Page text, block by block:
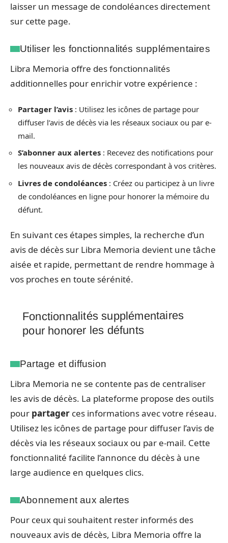
laisser un message de condoléances directement
sur cette page.
Utiliser les fonctionnalités supplémentaires
Libra Memoria offre des fonctionnalités
additionnelles pour enrichir votre expérience :
Partager l’avis : Utilisez les icônes de partage pour
diffuser l’avis de décès via les réseaux sociaux ou par e-
mail.
S’abonner aux alertes : Recevez des notifications pour
les nouveaux avis de décès correspondant à vos critères.
Livres de condoléances : Créez ou participez à un livre
de condoléances en ligne pour honorer la mémoire du
défunt.
En suivant ces étapes simples, la recherche d’un
avis de décès sur Libra Memoria devient une tâche
aisée et rapide, permettant de rendre hommage à
vos proches en toute sérénité.
Fonctionnalités supplémentaires
pour honorer les défunts
Partage et diffusion
Libra Memoria ne se contente pas de centraliser
les avis de décès. La plateforme propose des outils
pour partager ces informations avec votre réseau.
Utilisez les icônes de partage pour diffuser l’avis de
décès via les réseaux sociaux ou par e-mail. Cette
fonctionnalité facilite l’annonce du décès à une
large audience en quelques clics.
Abonnement aux alertes
Pour ceux qui souhaitent rester informés des
nouveaux avis de décès, Libra Memoria offre la